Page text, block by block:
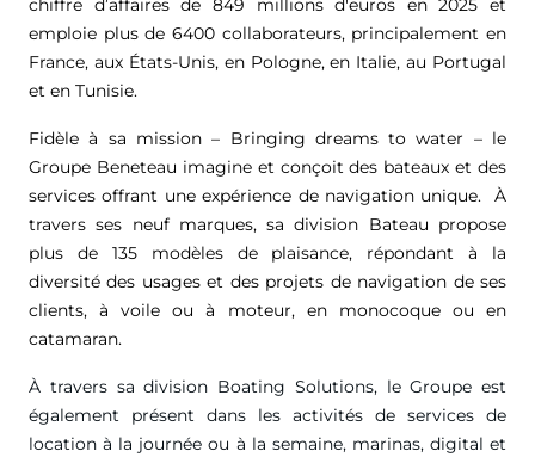
chiffre d’affaires de 849 millions d'euros en 2025 et
emploie plus de 6400 collaborateurs, principalement en
France, aux États-Unis, en Pologne, en Italie, au Portugal
et en Tunisie.
Fidèle à sa mission – Bringing dreams to water – le
Groupe Beneteau imagine et conçoit des bateaux et des
services offrant une expérience de navigation unique. À
travers ses neuf marques, sa division Bateau propose
plus de 135 modèles de plaisance, répondant à la
diversité des usages et des projets de navigation de ses
clients, à voile ou à moteur, en monocoque ou en
catamaran.
À travers sa division Boating Solutions, le Groupe est
également présent dans les activités de services de
location à la journée ou à la semaine, marinas, digital et